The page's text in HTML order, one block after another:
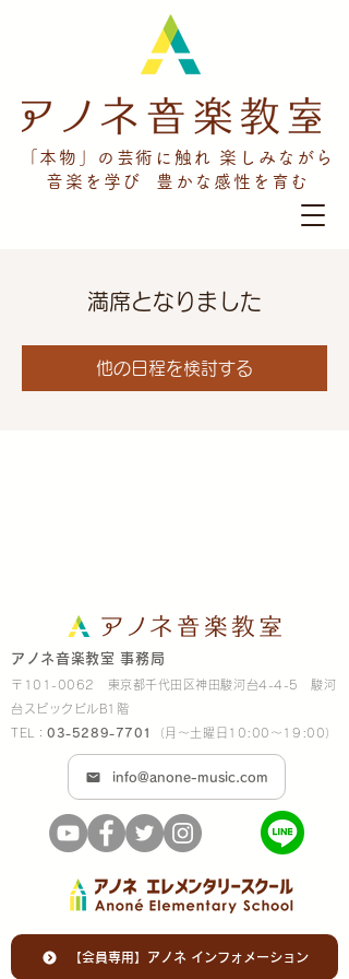
「本物」の芸術に触れ 楽しみながら
音楽を学び 豊かな感性を育む
満席となりました
他の日程を検討する
アノネ音楽教室 事務局
〒101-0062 東京都千代田区神田駿河台4-4-5 駿河
台スピックビルB1階
TEL：03-5289-7701 （月～土曜日10:00～19:00）
info@anone-music.com
【会員専用】アノネ インフォメーション